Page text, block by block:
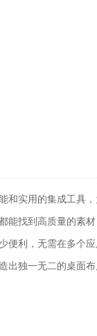
和实用的集成工具
能找到高质量的素
便利，无需在多个
出独一无二的桌面